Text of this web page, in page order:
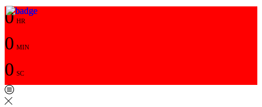
0 HR
0 MIN
0 SC